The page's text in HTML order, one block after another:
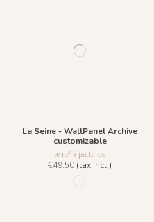
La Seine - WallPanel Archive
customizable
le m² à partir de
€49.50 (tax incl.)